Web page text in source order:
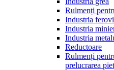
Rulmenți
Industria
Industria
Industria
Reductoare
Rulmenți
prelucrarea